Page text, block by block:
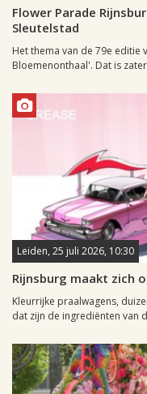
Flower Parade
Sleutelstad
Het thema van de 79e editie
Bloemenonthaal'. Dat is
Leiden, 25 juli 2026, 10:30
Rijnsburg maakt zich
Kleurrijke praalwagens,
dat zijn de ingrediënten van